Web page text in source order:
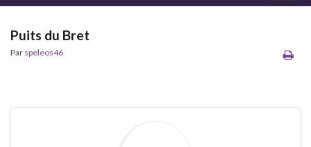
Puits du Bret
Par speleos46